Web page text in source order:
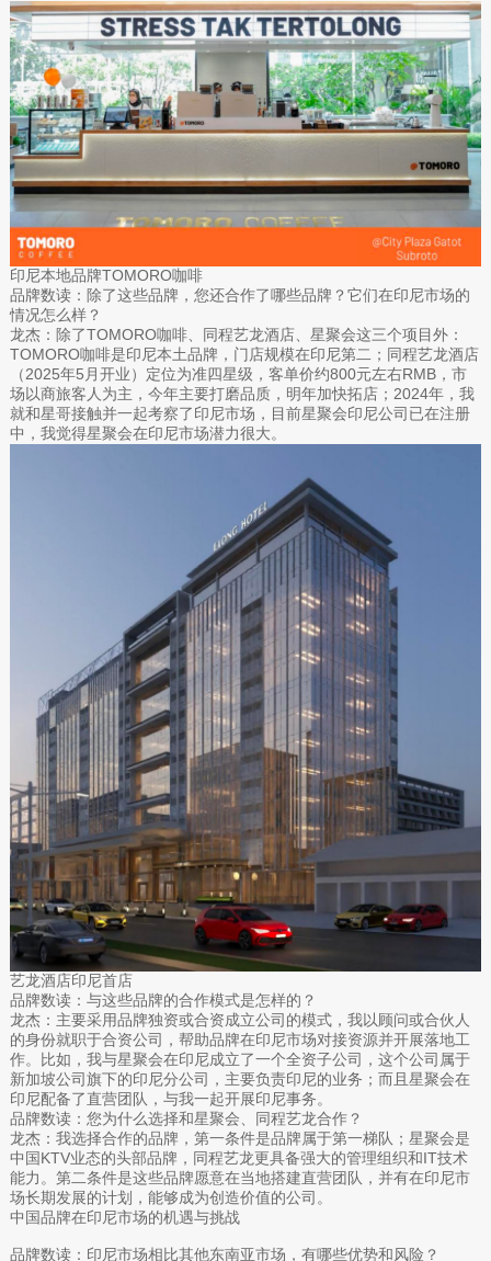
印尼本地品牌TOMORO咖啡
品牌数读：除了这些品牌，您还合作了哪些品牌？它们在印尼市场的
情况怎么样？
龙杰：除了TOMORO咖啡、同程艺龙酒店、星聚会这三个项目外：
TOMORO咖啡是印尼本土品牌，门店规模在印尼第二；同程艺龙酒店
（2025年5月开业）定位为准四星级，客单价约800元左右RMB，市
场以商旅客人为主，今年主要打磨品质，明年加快拓店；2024年，我
就和星哥接触并一起考察了印尼市场，目前星聚会印尼公司已在注册
中，我觉得星聚会在印尼市场潜力很大。
艺龙酒店印尼首店
品牌数读：与这些品牌的合作模式是怎样的？
龙杰：主要采用品牌独资或合资成立公司的模式，我以顾问或合伙人
的身份就职于合资公司，帮助品牌在印尼市场对接资源并开展落地工
作。比如，我与星聚会在印尼成立了一个全资子公司，这个公司属于
新加坡公司旗下的印尼分公司，主要负责印尼的业务；而且星聚会在
印尼配备了直营团队，与我一起开展印尼事务。
品牌数读：您为什么选择和星聚会、同程艺龙合作？
龙杰：我选择合作的品牌，第一条件是品牌属于第一梯队；星聚会是
中国KTV业态的头部品牌，同程艺龙更具备强大的管理组织和IT技术
能力。第二条件是这些品牌愿意在当地搭建直营团队，并有在印尼市
场长期发展的计划，能够成为创造价值的公司。
中国品牌在印尼市场的机遇与挑战
品牌数读：印尼市场相比其他东南亚市场，有哪些优势和风险？